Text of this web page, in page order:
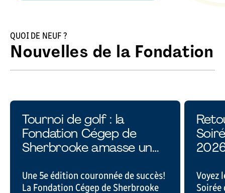
QUOI DE NEUF ?
Nouvelles de la Fondation
Tournoi de golf : la
Fondation Cégep de
Sherbrooke amasse un
500 $
Une 5e édition couronnée de succès!
La Fondation Cégep de Sherbrooke
Voyez